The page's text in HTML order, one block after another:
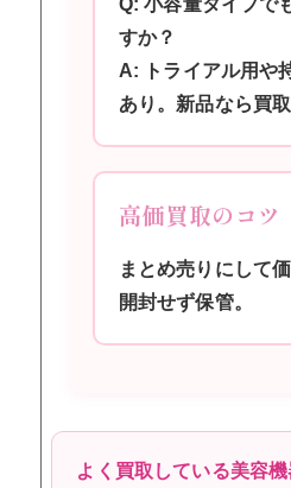
Q: 小容量タイプで
すか？
A: トライアル用や
あり。新品なら買取
高価買取のコツ
まとめ売りにして
開封せず保管。
よく買取している美容機